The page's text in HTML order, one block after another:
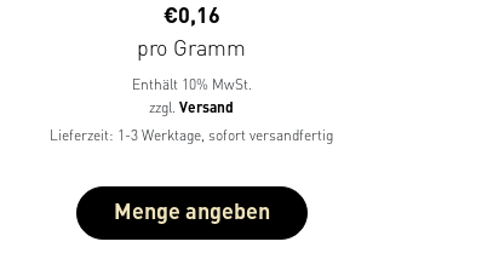
Bewertet
mit
5.00
von 5
€0,16
pro Gramm
Enthält 10% MwSt.
zzgl.Versand
Lieferzeit: 1-3 Werktage, sofort versandfertig
Menge angeben